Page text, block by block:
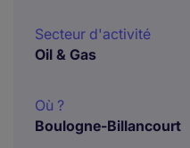
Secteur d'activité
Oil & Gas
Où ?
Boulogne-Billancourt